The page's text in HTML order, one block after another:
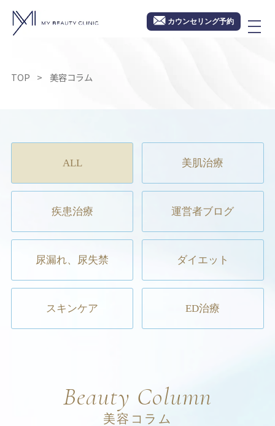
カウンセリング予約
TOP 美容コラム
ALL 美肌治療
疾患治療 運営者ブログ
尿漏れ、尿失禁 ダイエット
スキンケア ED治療
Beauty Column
美容コラム